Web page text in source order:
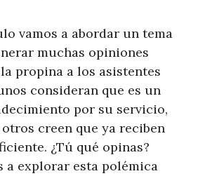
vamos a abordar un tema
muchas opiniones
propina a los asistentes
consideran que es un
por su servicio,
creen que ya reciben
¿Tú qué opinas?
a explorar esta polémica